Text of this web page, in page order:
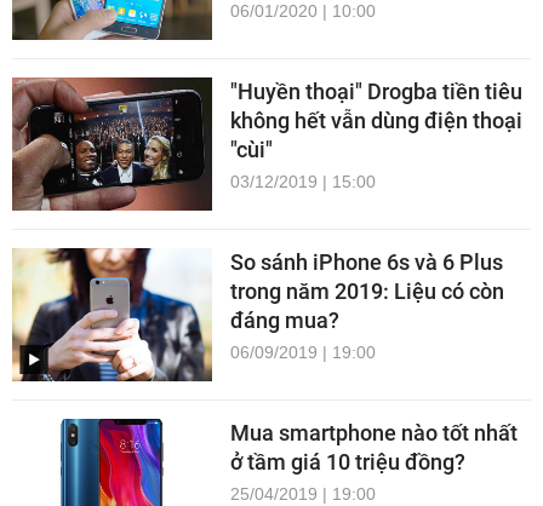
06/01/2020 | 10:00
"Huyền thoại" Drogba tiền tiêu
không hết vẫn dùng điện thoại
"cùi"
03/12/2019 | 15:00
So sánh iPhone 6s và 6 Plus
trong năm 2019: Liệu có còn
đáng mua?
06/09/2019 | 19:00
Mua smartphone nào tốt nhất
ở tầm giá 10 triệu đồng?
25/04/2019 | 19:00